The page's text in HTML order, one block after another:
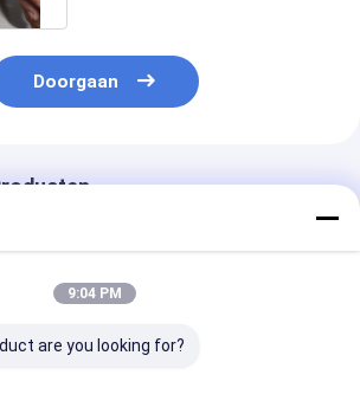
Doorgaan
9:04 PM
are you looking for?